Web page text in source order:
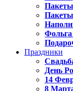
Пакеты
Фольга
Праздники
День
14
8